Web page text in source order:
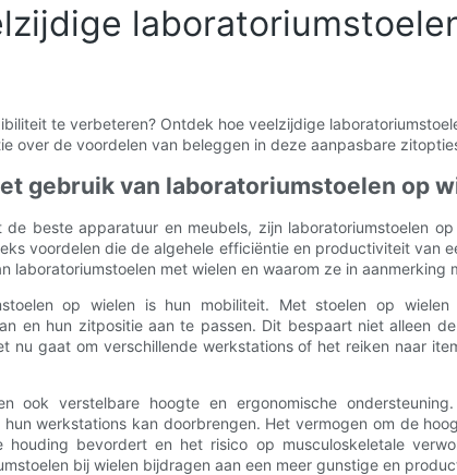
te verbeteren? Ontdek hoe veelzijdige
over de voordelen van beleggen in deze aanpasbare
gebruik van laboratoriumstoelen op
beste apparatuur en meubels, zijn laboratoriumstoelen
voordelen die de algehele efficiëntie en productiviteit van
met wielen en waarom ze in aanmerking
op wielen is hun mobiliteit. Met stoelen op
​​en hun zitpositie aan te passen. Dit bespaart niet alleen
gaat om verschillende werkstations of het reiken naar
ook verstelbare hoogte en ergonomische
werkstations kan doorbrengen. Het vermogen om de
houding bevordert en het risico op musculoskeletale
bij wielen bijdragen aan een meer gunstige en